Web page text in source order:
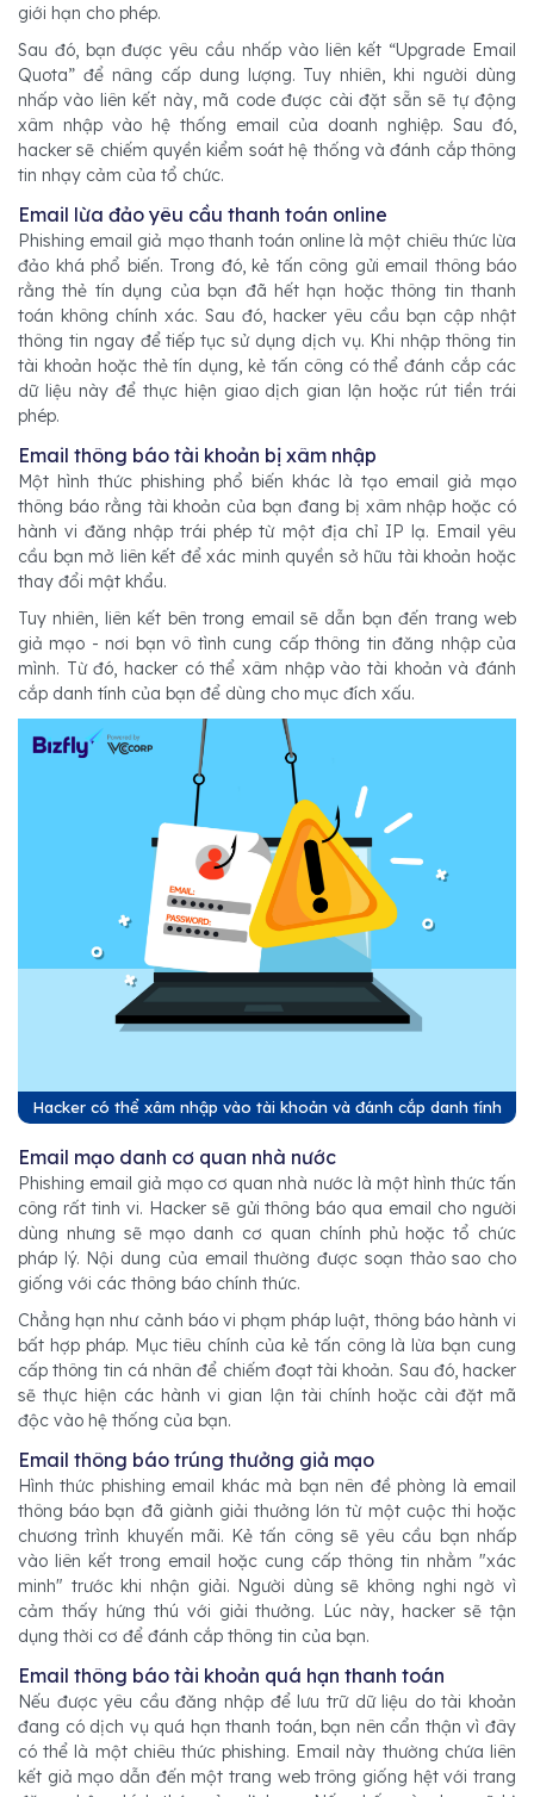
giới hạn cho phép.
Sau đó, bạn được yêu cầu nhấp vào liên kết “Upgrade Email
Quota” để nâng cấp dung lượng. Tuy nhiên, khi người dùng
nhấp vào liên kết này, mã code được cài đặt sẵn sẽ tự động
xâm nhập vào hệ thống email của doanh nghiệp. Sau đó,
hacker sẽ chiếm quyền kiểm soát hệ thống và đánh cắp thông
tin nhạy cảm của tổ chức.
Email lừa đảo yêu cầu thanh toán online
Phishing email giả mạo thanh toán online là một chiêu thức lừa
đảo khá phổ biến. Trong đó, kẻ tấn công gửi email thông báo
rằng thẻ tín dụng của bạn đã hết hạn hoặc thông tin thanh
toán không chính xác. Sau đó, hacker yêu cầu bạn cập nhật
thông tin ngay để tiếp tục sử dụng dịch vụ. Khi nhập thông tin
tài khoản hoặc thẻ tín dụng, kẻ tấn công có thể đánh cắp các
dữ liệu này để thực hiện giao dịch gian lận hoặc rút tiền trái
phép.
Email thông báo tài khoản bị xâm nhập
Một hình thức phishing phổ biến khác là tạo email giả mạo
thông báo rằng tài khoản của bạn đang bị xâm nhập hoặc có
hành vi đăng nhập trái phép từ một địa chỉ IP lạ. Email yêu
cầu bạn mở liên kết để xác minh quyền sở hữu tài khoản hoặc
thay đổi mật khẩu.
Tuy nhiên, liên kết bên trong email sẽ dẫn bạn đến trang web
giả mạo - nơi bạn vô tình cung cấp thông tin đăng nhập của
mình. Từ đó, hacker có thể xâm nhập vào tài khoản và đánh
cắp danh tính của bạn để dùng cho mục đích xấu.
Hacker có thể xâm nhập vào tài khoản và đánh cắp danh tính
Email mạo danh cơ quan nhà nước
Phishing email giả mạo cơ quan nhà nước là một hình thức tấn
công rất tinh vi. Hacker sẽ gửi thông báo qua email cho người
dùng nhưng sẽ mạo danh cơ quan chính phủ hoặc tổ chức
pháp lý. Nội dung của email thường được soạn thảo sao cho
giống với các thông báo chính thức.
Chẳng hạn như cảnh báo vi phạm pháp luật, thông báo hành vi
bất hợp pháp. Mục tiêu chính của kẻ tấn công là lừa bạn cung
cấp thông tin cá nhân để chiếm đoạt tài khoản. Sau đó, hacker
sẽ thực hiện các hành vi gian lận tài chính hoặc cài đặt mã
độc vào hệ thống của bạn.
Email thông báo trúng thưởng giả mạo
Hình thức phishing email khác mà bạn nên đề phòng là email
thông báo bạn đã giành giải thưởng lớn từ một cuộc thi hoặc
chương trình khuyến mãi. Kẻ tấn công sẽ yêu cầu bạn nhấp
vào liên kết trong email hoặc cung cấp thông tin nhằm "xác
minh" trước khi nhận giải. Người dùng sẽ không nghi ngờ vì
cảm thấy hứng thú với giải thưởng. Lúc này, hacker sẽ tận
dụng thời cơ để đánh cắp thông tin của bạn.
Email thông báo tài khoản quá hạn thanh toán
Nếu được yêu cầu đăng nhập để lưu trữ dữ liệu do tài khoản
đang có dịch vụ quá hạn thanh toán, bạn nên cẩn thận vì đây
có thể là một chiêu thức phishing. Email này thường chứa liên
kết giả mạo dẫn đến một trang web trông giống hệt với trang